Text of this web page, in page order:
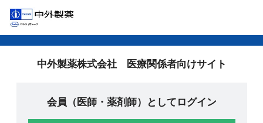
中外製薬株式会社 医療関係者向けサイト
会員（医師・薬剤師）としてログイン